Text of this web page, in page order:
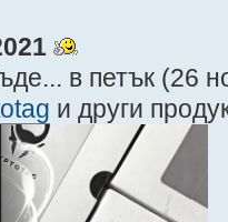
в петък (26
и други